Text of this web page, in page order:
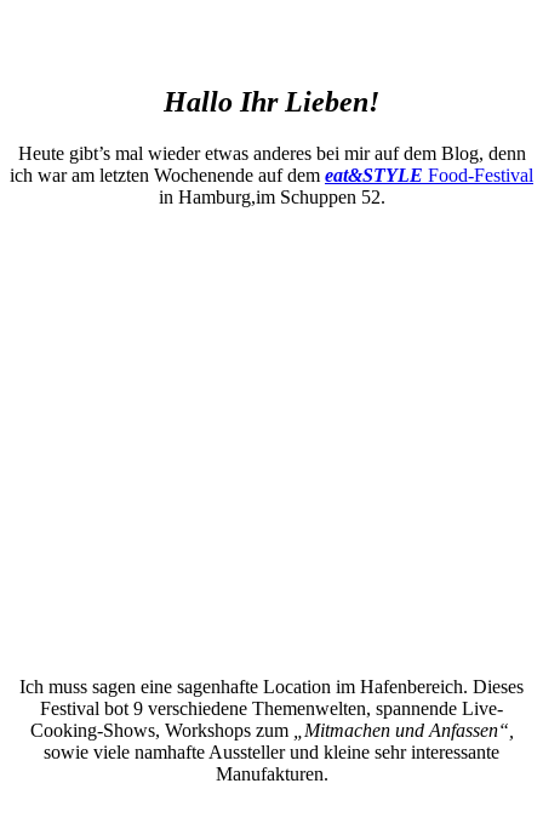
Hallo Ihr Lieben!
Heute gibt’s mal wieder etwas anderes bei mir auf dem Blog, denn
ich war am letzten Wochenende auf dem eat&STYLE Food-Festival
in Hamburg,im Schuppen 52.
Ich muss sagen eine sagenhafte Location im Hafenbereich. Dieses
Festival bot 9 verschiedene Themenwelten, spannende Live-
Cooking-Shows, Workshops zum
„Mitmachen und Anfassen“,
sowie viele namhafte Aussteller und kleine sehr interessante
Manufakturen.